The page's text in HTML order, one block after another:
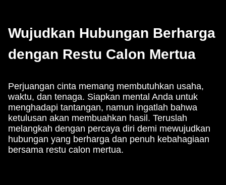
Wujudkan Hubungan Berharga
dengan Restu Calon Mertua
Perjuangan cinta memang membutuhkan usaha,
waktu, dan tenaga. Siapkan mental Anda untuk
menghadapi tantangan, namun ingatlah bahwa
ketulusan akan membuahkan hasil. Teruslah
melangkah dengan percaya diri demi mewujudkan
hubungan yang berharga dan penuh kebahagiaan
bersama restu calon mertua.